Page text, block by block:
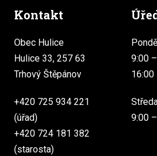
Kontakt
Obec Hulice
Hulice 33, 257 63
Trhový Štěpánov
+420 725 934 221
(úřad)
+420 724 181 382
(starosta)
9:00
16:00
9:00